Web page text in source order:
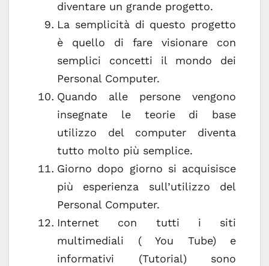
diventare un grande progetto.
La semplicità di questo progetto
è quello di fare visionare con
semplici concetti il mondo dei
Personal Computer.
Quando alle persone vengono
insegnate le teorie di base
utilizzo del computer diventa
tutto molto più semplice.
Giorno dopo giorno si acquisisce
più esperienza sull’utilizzo del
Personal Computer.
Internet con tutti i siti
multimediali ( You Tube) e
informativi (Tutorial) sono